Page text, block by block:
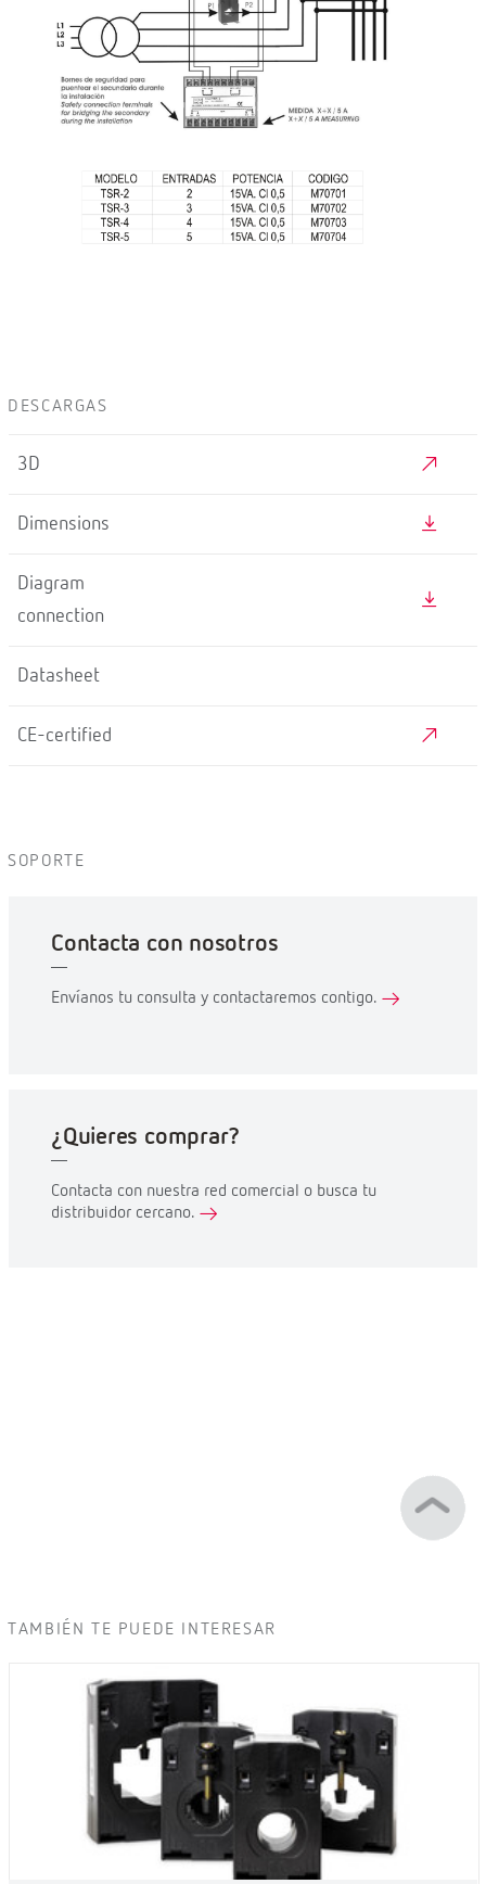
DESCARGAS
3D
Dimensions
Diagram
connection
Datasheet
CE-certified
SOPORTE
Contacta con nosotros
Envíanos tu consulta y contactaremos contigo.
¿Quieres comprar?
Contacta con nuestra red comercial o busca tu
distribuidor cercano.
TAMBIÉN TE PUEDE INTERESAR